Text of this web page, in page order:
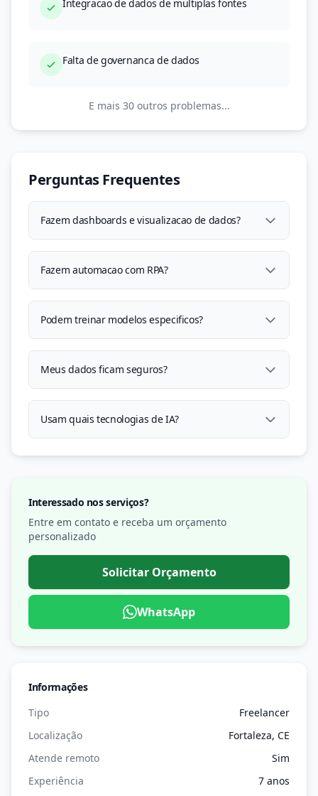
Integracao de dados de multiplas fontes
Falta de governanca de dados
E mais 30 outros problemas...
Perguntas Frequentes
Fazem dashboards e visualizacao de dados?
Fazem automacao com RPA?
Podem treinar modelos especificos?
Meus dados ficam seguros?
Usam quais tecnologias de IA?
Interessado nos serviços?
Entre em contato e receba um orçamento
personalizado
Solicitar Orçamento
WhatsApp
Informações
Tipo
Freelancer
Localização
Fortaleza, CE
Atende remoto
Sim
Experiência
7 anos